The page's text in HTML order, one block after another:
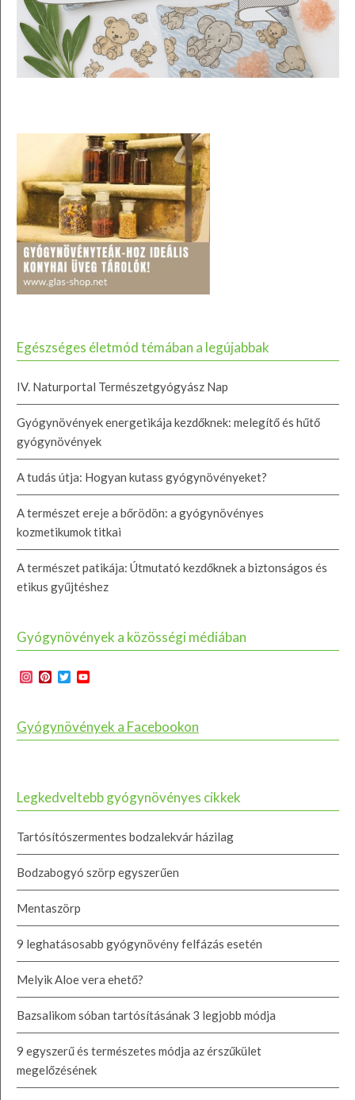
Egészséges életmód témában a legújabbak
IV. Naturportal Természetgyógyász Nap
Gyógynövények energetikája kezdőknek: melegítő és hűtő
gyógynövények
A tudás útja: Hogyan kutass gyógynövényeket?
A természet ereje a bőrödön: a gyógynövényes
kozmetikumok titkai
A természet patikája: Útmutató kezdőknek a biztonságos és
etikus gyűjtéshez
Gyógynövények a közösségi médiában
Instagram
Pinterest
Twitter
Gyógynövények a Facebookon
Legkedveltebb gyógynövényes cikkek
Tartósítószermentes bodzalekvár házilag
Bodzabogyó szörp egyszerűen
Mentaszörp
9 leghatásosabb gyógynövény felfázás esetén
Melyik Aloe vera ehető?
Bazsalikom sóban tartósításának 3 legjobb módja
9 egyszerű és természetes módja az érszűkület
megelőzésének